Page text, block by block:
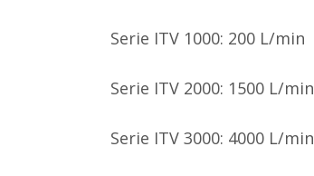
Serie ITV 1000: 200 L/min
Serie ITV 2000: 1500 L/min
Serie ITV 3000: 4000 L/min